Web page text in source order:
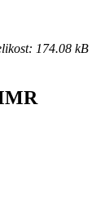
174.08 kB